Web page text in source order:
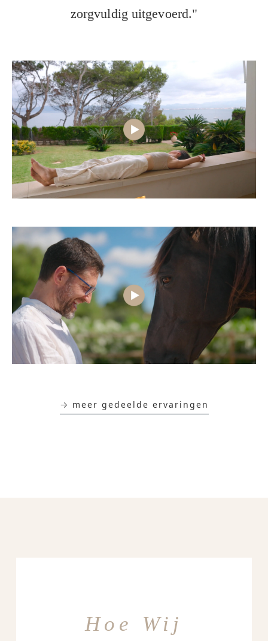
zorgvuldig uitgevoerd."
→ meer gedeelde ervaringen
Hoe Wij